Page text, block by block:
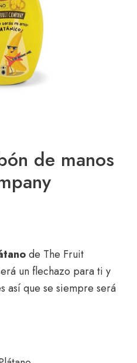
de manos
de The Fruit
un flechazo para ti y
así que se siempre será